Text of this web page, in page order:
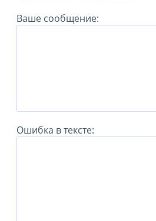
Ваше сообщение:
Ошибка в тексте: